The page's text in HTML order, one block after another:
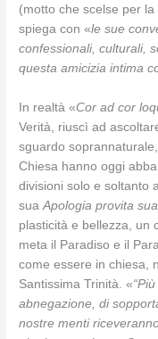
(motto che scelse per
spiega con «le sue
confessionali, culturali,
questa amicizia intima
In realtà «Cor ad cor
Verità, riuscì ad
sguardo
Chiesa hanno oggi
divisioni solo e soltanto
suaApologia provita sua
plasticità e bellezza, un
meta il Paradiso e il
come essere in chiesa,
Santissima Trinità. «
abnegazione, di
nostre menti